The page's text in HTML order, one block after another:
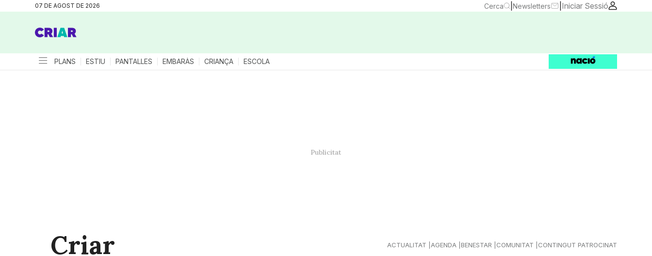
07 DE AGOST DE 2026 Cerca Newsletters Iniciar Sessió
PLANS ESTIU PANTALLES EMBARÀS CRIANÇA ESCOLA
Criar ACTUALITAT AGENDA BENESTAR COMUNITAT CONTINGUT PATROCINAT